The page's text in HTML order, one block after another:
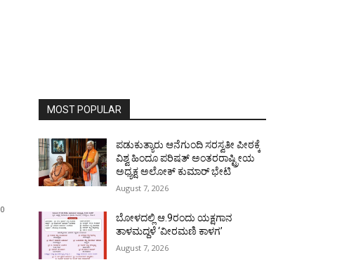
0
MOST POPULAR
ಪಡುಕುತ್ಯಾರು ಆನೆಗುಂದಿ ಸರಸ್ವತೀ ಪೀಠಕ್ಕೆ
ವಿಶ್ವ ಹಿಂದೂ ಪರಿಷತ್ ಅಂತರರಾಷ್ಟ್ರೀಯ
ಅಧ್ಯಕ್ಷ ಅಲೋಕ್ ಕುಮಾರ್ ಭೇಟಿ
August 7, 2026
ಬೋಳದಲ್ಲಿ ಆ.9ರಂದು ಯಕ್ಷಗಾನ
ತಾಳಮದ್ದಳೆ ‘ವೀರಮಣಿ ಕಾಳಗ’
August 7, 2026